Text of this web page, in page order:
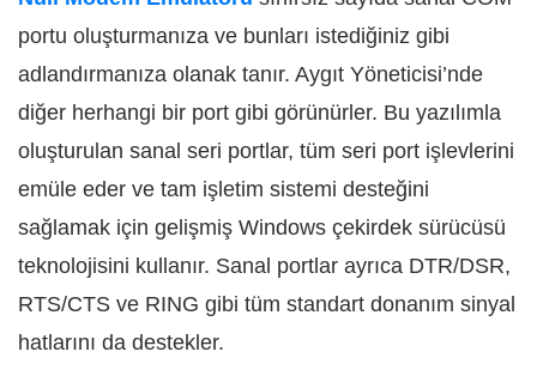
portu oluşturmanıza ve bunları istediğiniz gibi
adlandırmanıza olanak tanır. Aygıt Yöneticisi’nde
diğer herhangi bir port gibi görünürler. Bu yazılımla
oluşturulan sanal seri portlar, tüm seri port işlevlerini
emüle eder ve tam işletim sistemi desteğini
sağlamak için gelişmiş Windows çekirdek sürücüsü
teknolojisini kullanır. Sanal portlar ayrıca DTR/DSR,
RTS/CTS ve RING gibi tüm standart donanım sinyal
hatlarını da destekler.